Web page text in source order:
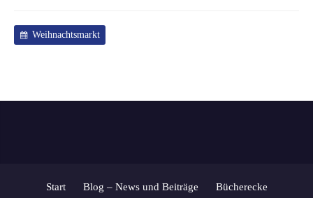
Weihnachtsmarkt
Start Blog – News und Beiträge Bücherecke